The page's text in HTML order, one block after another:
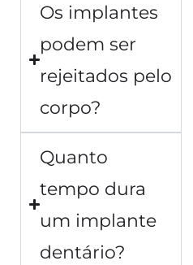
Os implantes
podem ser
rejeitados pelo
corpo?
Quanto
tempo dura
um implante
dentário?